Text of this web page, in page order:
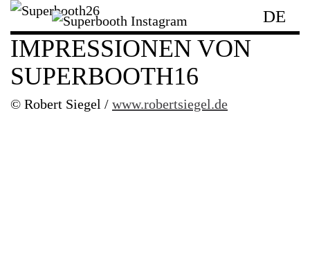
DE
IMPRESSIONEN VON
SUPERBOOTH16
© Robert Siegel / www.robertsiegel.de